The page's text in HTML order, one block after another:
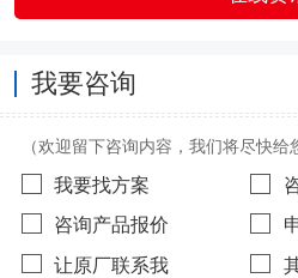
我要咨询
（欢迎留下咨询内容，我们将尽快给
我要找方案
咨询产品报价
让原厂联系我